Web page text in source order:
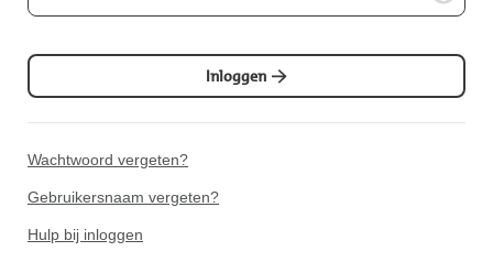
Inloggen
Wachtwoord vergeten?
Gebruikersnaam vergeten?
Hulp bij inloggen